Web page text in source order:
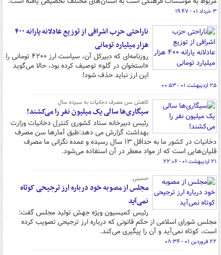
۳ خرداد ۰۱ - ۱۹:۴۷
ناراحتی حزب اشرافی از توزیع عادلانه یارانه ۴۰۰
هزار میلیارد تومانی
روزنامه‌ای که دبیرکل آن، سیاست ارز ۴۲۰۰ تومانی را
«استخوان در گلو» توصیف کرده بود، حالا می‌گوید
این ارز نباید حذف شود!
۲۵ اردیبهشت ۰۱ - ۰۰:۵۳
کاهش سن مصرف دخانیات به سیزده سال
سیگاری‌ها سالی یک میلیون نفر را می‌کشند!
رئیس دبیرخانه ستاد کشوری کنترل دخانیات وزارت
بهداشت گزارش می دهد:طبق آمارها سن مصرف
دخانیات در کشور ما به حداقل ۱۳ سال رسیده و عمده نگرانی ما مصرف
قلیان‌هایی است که از مواد معطر در آن استفاده می‌شود.
۲۱ اردیبهشت ۰۱ - ۲۲:۰۶
حسینی:
مجلس از مصوبه خود درباره ارز ترجیحی کوتاه
نمی‌آید
رئیس کمیسیون ویژه جهش تولید مجلس گفت:
مجلس شورای اسلامی از حکم قانونی که درباره ارز ترجیحی تصویب کرده
است، کوتاه نمی‌آید و آن را پیگیری می‌کند.
۲۲ فروردین ۰۱ - ۰۸:۳۴